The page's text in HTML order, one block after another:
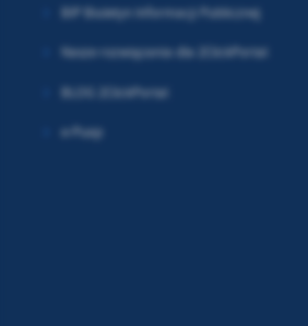
BIP Biuletyn Informacji Publicznej
Nasze rozwiązania dla 2ClickPortal
BLOG 2ClickPortal
e-Puap